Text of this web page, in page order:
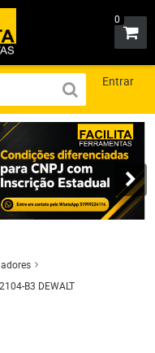
0
Entrar
B3 DEWALT